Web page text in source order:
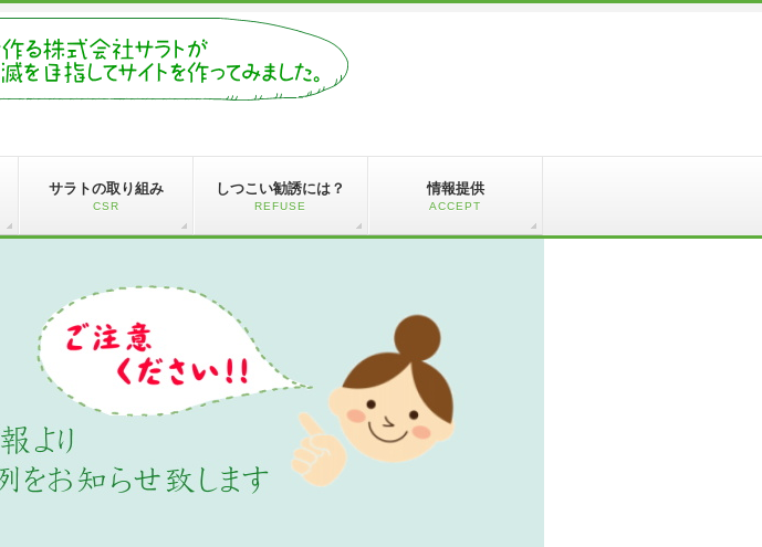
サラトの取り組み
CSR
しつこい勧誘には？
REFUSE
情報提供
ACCEPT